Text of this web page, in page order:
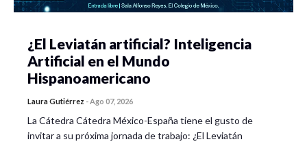
¿El Leviatán artificial? Inteligencia
Artificial en el Mundo
Hispanoamericano
Laura Gutiérrez -Ago 07, 2026
La Cátedra Cátedra México-España tiene el gusto de
invitar a su próxima jornada de trabajo: ¿El Leviatán